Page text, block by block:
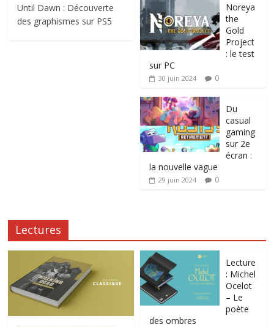
Until Dawn : Découverte
des graphismes sur PS5
Noreya
the
Gold
Project
: le test
sur PC
30 juin 2024 0
Du
casual
gaming
sur 2e
écran :
la nouvelle vague
29 juin 2024 0
Lectures
Lecture
: Michel
Ocelot
– Le
poète
des ombres